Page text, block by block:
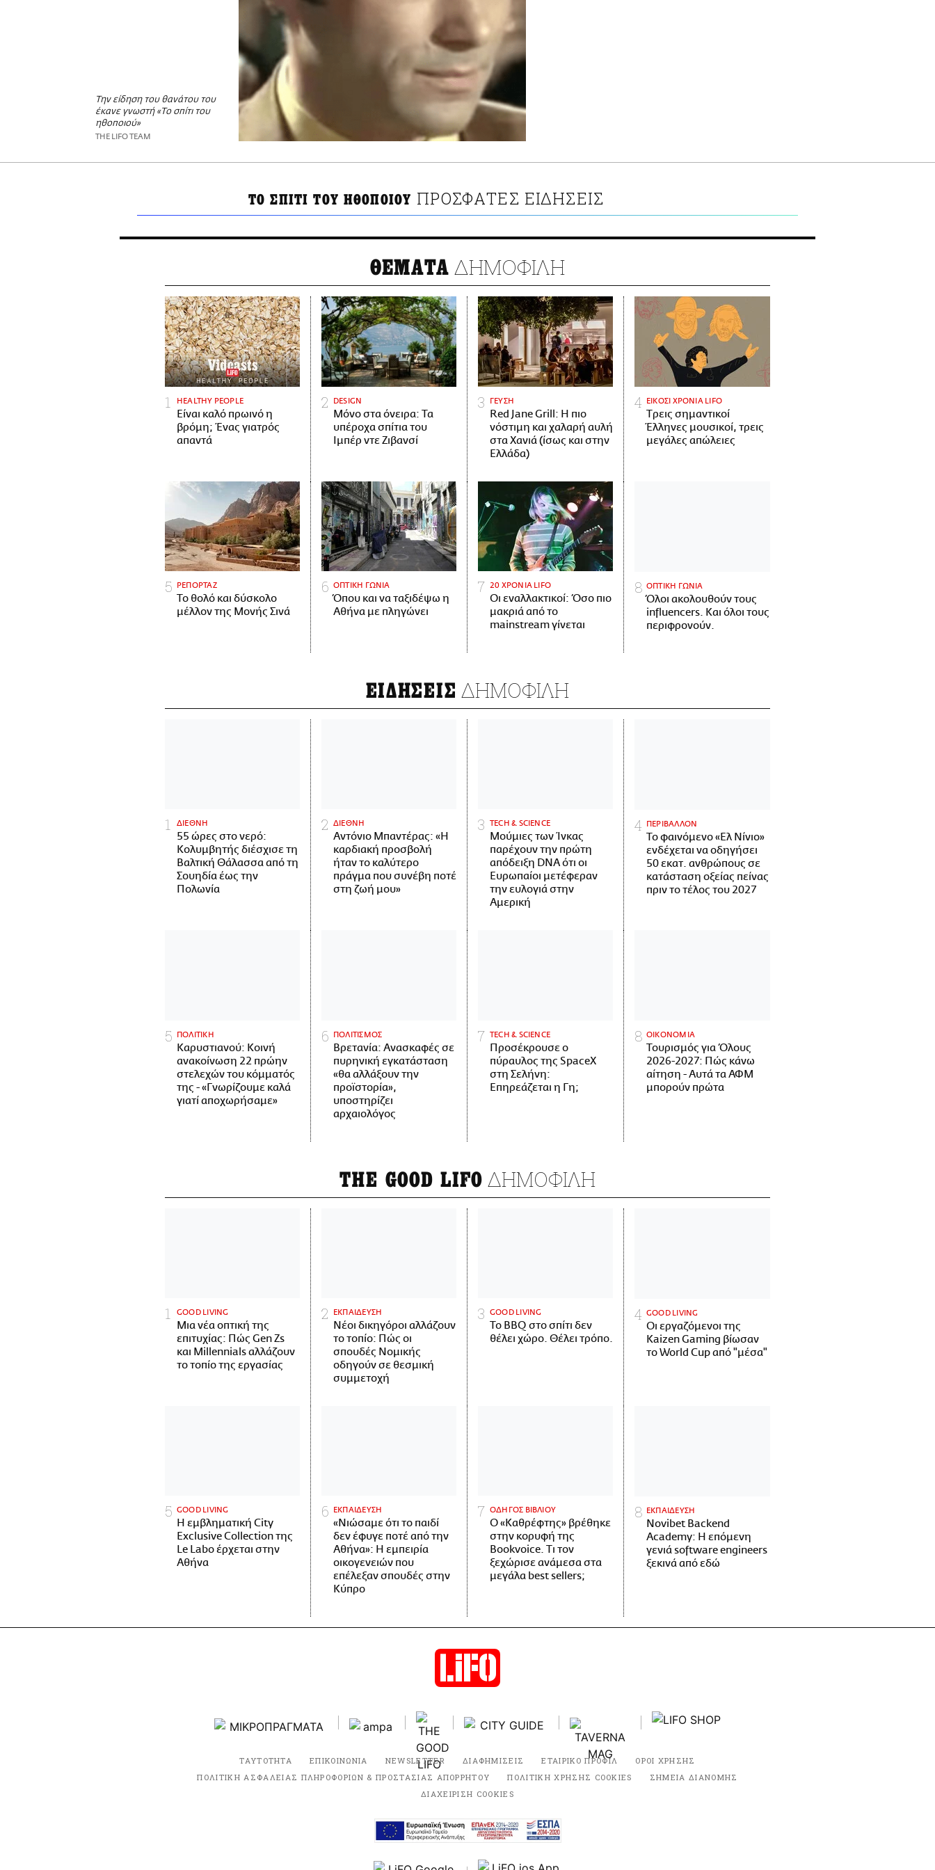
Την είδηση του θανάτου του
έκανε γνωστή «Το σπίτι του
ηθοποιού»
THE LIFO TEAM
ΤΟ ΣΠΙΤΙ ΤΟΥ ΗΘΟΠΟΙΟΥ ΠΡΟΣΦΑΤΕΣ ΕΙΔΗΣΕΙΣ
ΘΕΜΑΤΑ ΔΗΜΟΦΙΛΗ
HEALTHY PEOPLE
Είναι καλό πρωινό η
βρόμη; Ένας γιατρός
απαντά
DESIGN
Μόνο στα όνειρα: Τα
υπέροχα σπίτια του
Ιμπέρ ντε Ζιβανσί
ΓΕΥΣΗ
Red Jane Grill: Η πιο
νόστιμη και χαλαρή αυλή
στα Χανιά (ίσως και στην
Ελλάδα)
ΕΙΚΟΣΙ ΧΡΟΝΙΑ LIFO
Tρεις σημαντικοί
Έλληνες μουσικοί, τρεις
μεγάλες απώλειες
ΡΕΠΟΡΤΑΖ
Το θολό και δύσκολο
μέλλον της Μονής Σινά
ΟΠΤΙΚΗ ΓΩΝΙΑ
Όπου και να ταξιδέψω η
Αθήνα με πληγώνει
20 ΧΡΟΝΙΑ LIFO
Οι εναλλακτικοί: Όσο πιο
μακριά από το
mainstream γίνεται
ΟΠΤΙΚΗ ΓΩΝΙΑ
Όλοι ακολουθούν τους
influencers. Και όλοι τους
περιφρονούν.
ΕΙΔΗΣΕΙΣ ΔΗΜΟΦΙΛΗ
ΔΙΕΘΝΗ
55 ώρες στο νερό:
Κολυμβητής διέσχισε τη
Βαλτική Θάλασσα από τη
Σουηδία έως την
Πολωνία
ΔΙΕΘΝΗ
Αντόνιο Μπαντέρας: «Η
καρδιακή προσβολή
ήταν το καλύτερο
πράγμα που συνέβη ποτέ
στη ζωή μου»
ΤECH & SCIENCE
Μούμιες των Ίνκας
παρέχουν την πρώτη
απόδειξη DNA ότι οι
Ευρωπαίοι μετέφεραν
την ευλογιά στην
Αμερική
ΠΕΡΙΒΑΛΛΟΝ
Το φαινόμενο «Ελ Νίνιο»
ενδέχεται να οδηγήσει
50 εκατ. ανθρώπους σε
κατάσταση οξείας πείνας
πριν το τέλος του 2027
ΠΟΛΙΤΙΚΗ
Καρυστιανού: Κοινή
ανακοίνωση 22 πρώην
στελεχών του κόμματός
της - «Γνωρίζουμε καλά
γιατί αποχωρήσαμε»
ΠΟΛΙΤΙΣΜΟΣ
Βρετανία: Ανασκαφές σε
πυρηνική εγκατάσταση
«θα αλλάξουν την
προϊστορία»,
υποστηρίζει
αρχαιολόγος
ΤECH & SCIENCE
Προσέκρουσε ο
πύραυλος της SpaceX
στη Σελήνη:
Επηρεάζεται η Γη;
ΟΙΚΟΝΟΜΙΑ
Τουρισμός για Όλους
2026-2027: Πώς κάνω
αίτηση - Αυτά τα ΑΦΜ
μπορούν πρώτα
THE GOOD LIFO ΔΗΜΟΦΙΛΗ
GOOD LIVING
Μια νέα οπτική της
επιτυχίας: Πώς Gen Zs
και Millennials αλλάζουν
το τοπίο της εργασίας
ΕΚΠΑΙΔΕΥΣΗ
Νέοι δικηγόροι αλλάζουν
το τοπίο: Πώς οι
σπουδές Νομικής
οδηγούν σε θεσμική
συμμετοχή
GOOD LIVING
Το BBQ στο σπίτι δεν
θέλει χώρο. Θέλει τρόπο.
GOOD LIVING
Οι εργαζόμενοι της
Kaizen Gaming βίωσαν
το World Cup από "μέσα"
GOOD LIVING
Η εμβληματική City
Exclusive Collection της
Le Labo έρχεται στην
Αθήνα
ΕΚΠΑΙΔΕΥΣΗ
«Νιώσαμε ότι το παιδί
δεν έφυγε ποτέ από την
Αθήνα»: Η εμπειρία
οικογενειών που
επέλεξαν σπουδές στην
Κύπρο
ΟΔΗΓΟΣ ΒΙΒΛΙΟΥ
Ο «Καθρέφτης» βρέθηκε
στην κορυφή της
Bookvoice. Τι τον
ξεχώρισε ανάμεσα στα
μεγάλα best sellers;
ΕΚΠΑΙΔΕΥΣΗ
Novibet Backend
Academy: Η επόμενη
γενιά software engineers
ξεκινά από εδώ
ΤΑΥΤΟΤΗΤΑ ΕΠΙΚΟΙΝΩΝΙΑ NEWSLETTER ΔΙΑΦΗΜΙΣΕΙΣ ΕΤΑΙΡΙΚΟ ΠΡΟΦΙΛ
ΟΡΟΙ ΧΡΗΣΗΣ
ΠΟΛΙΤΙΚΗ ΑΣΦΑΛΕΙΑΣ ΠΛΗΡΟΦΟΡΙΩΝ & ΠΡΟΣΤΑΣΙΑΣ ΑΠΟΡΡΗΤΟΥ
ΠΟΛΙΤΙΚΗ ΧΡΗΣΗΣ COOKIES
ΣΗΜΕΙΑ ΔΙΑΝΟΜΗΣ
ΔΙΑΧΕΙΡΙΣΗ COOKIES